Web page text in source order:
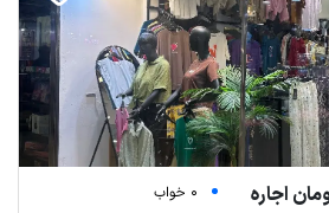
0 خواب